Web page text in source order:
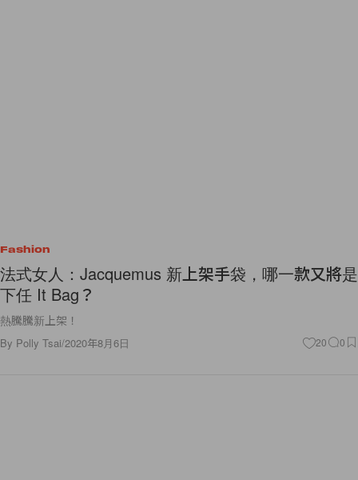
Fashion
法式女人：Jacquemus 新上架手袋，哪一款又將是
下任 It Bag？
熱騰騰新上架！
By Polly Tsai/2020年8月6日 20 0